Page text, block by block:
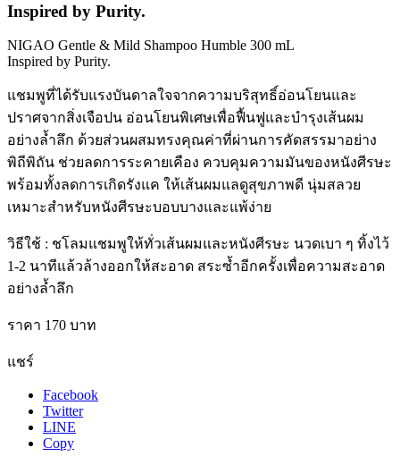
Inspired by Purity.
NIGAO Gentle & Mild Shampoo Humble 300 mL
Inspired by Purity.
แชมพูที่ได้รับแรงบันดาลใจจากความบริสุทธิ์อ่อนโยนและ
ปราศจากสิ่งเจือปน อ่อนโยนพิเศษเพื่อฟื้นฟูและบำรุงเส้นผม
อย่างล้ำลึก ด้วยส่วนผสมทรงคุณค่าที่ผ่านการคัดสรรมาอย่าง
พิถีพิถัน ช่วยลดการระคายเคือง ควบคุมความมันของหนังศีรษะ
พร้อมทั้งลดการเกิดรังแค ให้เส้นผมแลดูสุขภาพดี นุ่มสลวย
เหมาะสำหรับหนังศีรษะบอบบางและแพ้ง่าย
วิธีใช้ : ชโลมแชมพูให้ทั่วเส้นผมและหนังศีรษะ นวดเบา ๆ ทิ้งไว้
1-2 นาทีแล้วล้างออกให้สะอาด สระซ้ำอีกครั้งเพื่อความสะอาด
อย่างล้ำลึก
ราคา 170 บาท
แชร์
Facebook
Twitter
LINE
Copy